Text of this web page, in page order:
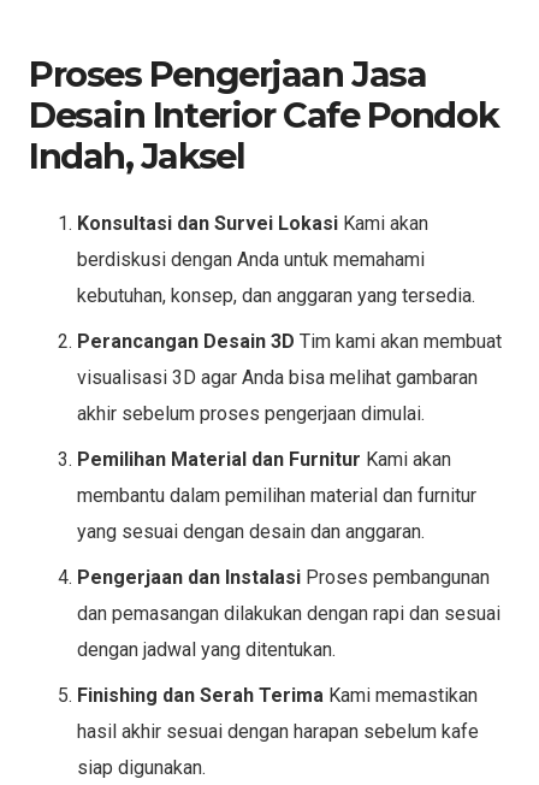
Proses Pengerjaan Jasa
Desain Interior Cafe Pondok
Indah, Jaksel
Konsultasi dan Survei Lokasi Kami akan
berdiskusi dengan Anda untuk memahami
kebutuhan, konsep, dan anggaran yang tersedia.
Perancangan Desain 3D Tim kami akan membuat
visualisasi 3D agar Anda bisa melihat gambaran
akhir sebelum proses pengerjaan dimulai.
Pemilihan Material dan Furnitur Kami akan
membantu dalam pemilihan material dan furnitur
yang sesuai dengan desain dan anggaran.
Pengerjaan dan Instalasi Proses pembangunan
dan pemasangan dilakukan dengan rapi dan sesuai
dengan jadwal yang ditentukan.
Finishing dan Serah Terima Kami memastikan
hasil akhir sesuai dengan harapan sebelum kafe
siap digunakan.